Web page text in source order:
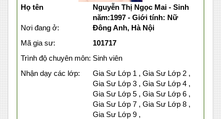
Họ tên
Nguyễn Thị Ngọc Mai - Sinh
năm:1997 - Giới tính: Nữ
Nơi đang ở:
Đông Anh, Hà Nội
Mã gia sư:
101717
Trình độ chuyên môn: Sinh viên
Nhận dạy các lớp:
Gia Sư Lớp 1 , Gia Sư Lớp 2 ,
Gia Sư Lớp 3 , Gia Sư Lớp 4 ,
Gia Sư Lớp 5 , Gia Sư Lớp 6 ,
Gia Sư Lớp 7 , Gia Sư Lớp 8 ,
Gia Sư Lớp 9 ,